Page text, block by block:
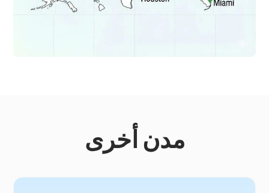
مدن أخرى